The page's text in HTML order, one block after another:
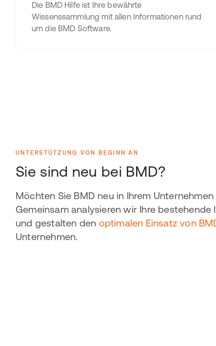
Die BMD Hilfe ist Ihre bewährte
Wissenssammlung mit allen Informationen rund
um die BMD Software.
UNTERSTÜTZUNG VON BEGINN AN
Sie sind neu bei BMD?
Möchten Sie BMD neu in Ihrem Unternehmen
Gemeinsam analysieren wir Ihre
und gestalten den optimalen Einsatz von
Unternehmen.